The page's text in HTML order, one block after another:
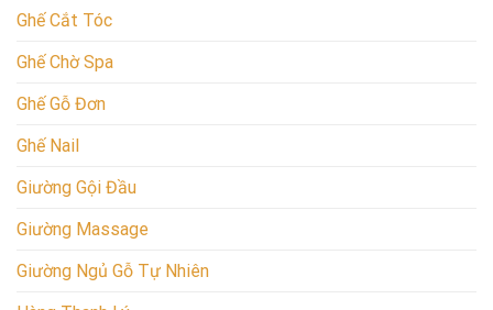
Ghế Cắt Tóc
Ghế Chờ Spa
Ghế Gỗ Đơn
Ghế Nail
Giường Gội Đầu
Giường Massage
Giường Ngủ Gỗ Tự Nhiên